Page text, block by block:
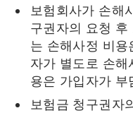
보험회사가 손해
구권자의 요청
는 손해사정 비용
자가 별도로 손해
용은 가입자가 부
보험금 청구권자